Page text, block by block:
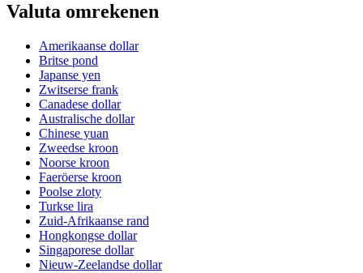
Valuta omrekenen
Amerikaanse dollar
Britse pond
Japanse yen
Zwitserse frank
Canadese dollar
Australische dollar
Chinese yuan
Zweedse kroon
Noorse kroon
Faeröerse kroon
Poolse zloty
Turkse lira
Zuid-Afrikaanse rand
Hongkongse dollar
Singaporese dollar
Nieuw-Zeelandse dollar